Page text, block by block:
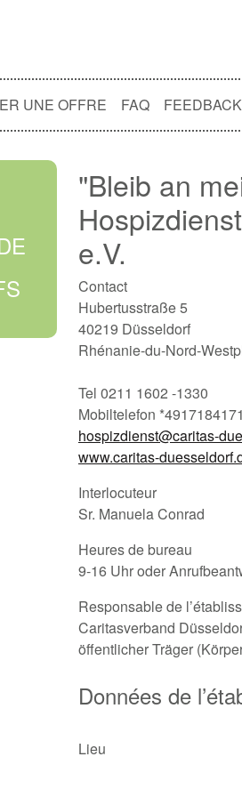
UNE OFFRE FAQ FEEDBACK
"Bleib an
e.V.
Contact
Hubertusstraße 5
40219 Düsseldorf
Rhénanie-du-Nord-
Tel 0211 1602 -1330
Mobiltelefon
hospizdienst@caritas-
www.caritas-
Interlocuteur
Sr. Manuela Conrad
Heures de bureau
9-16 Uhr oder
Responsable de
Caritasverband
öffentlicher Träger
Données de
Lieu